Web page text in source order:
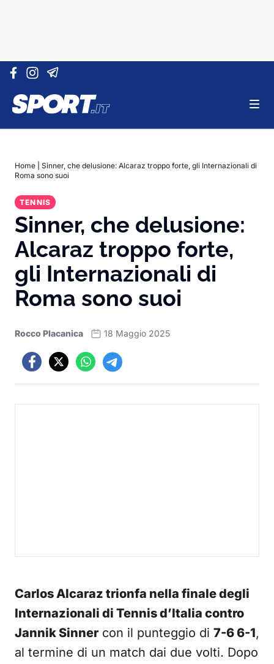
Vai al contenuto
Home
Sinner, che delusione: Alcaraz troppo forte, gli Internazionali di
Roma sono suoi
TENNIS
Sinner, che delusione:
Alcaraz troppo forte,
gli Internazionali di
Roma sono suoi
Rocco Placanica 18 Maggio 2025
Carlos Alcaraz trionfa nella finale degli
Internazionali di Tennis d’Italia contro
Jannik Sinner con il punteggio di 7-6 6-1,
al termine di un match dai due volti. Dopo